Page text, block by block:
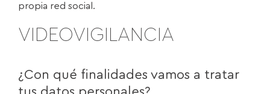
propia red social.
VIDEOVIGILANCIA
¿Con qué finalidades vamos a tratar
tus datos personales?